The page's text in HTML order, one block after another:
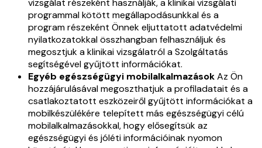
vizsgálat részeként használják, a klinikai vizsgálati
programmal kötött megállapodásunkkal és a
program részeként Önnek eljuttatott adatvédelmi
nyilatkozatokkal összhangban felhasználjuk és
megosztjuk a klinikai vizsgálatról a Szolgáltatás
segítségével gyűjtött információkat.
Egyéb egészségügyi mobilalkalmazásokAz Ön
hozzájárulásával megoszthatjuk a profiladatait és a
csatlakoztatott eszközeiről gyűjtött információkat a
mobilkészülékére telepített más egészségügyi célú
mobilalkalmazásokkal, hogy elősegítsük az
egészségügyi és jóléti információinak nyomon